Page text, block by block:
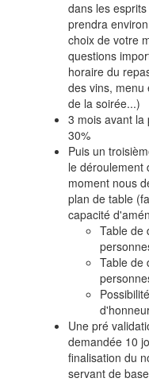
dans les
prendra
choix de votre
questions
horaire du
des vins, menu
de la soirée...)
3 mois avant la
30%
Puis un
le déroulement
moment nous
plan de table
capacité
Table de
Table de
Une pré
demandée 10
finalisation du
servant de